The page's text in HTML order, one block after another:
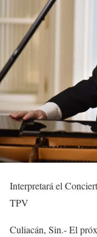
Interpretará el
TPV
Culiacán, Sin.-El